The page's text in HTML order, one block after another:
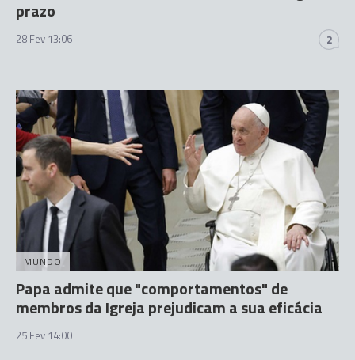
prazo
28 Fev 13:06 2
MUNDO
Papa admite que "comportamentos" de
membros da Igreja prejudicam a sua eficácia
25 Fev 14:00